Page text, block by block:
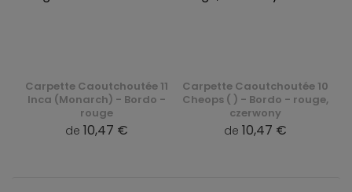
Carpette Caoutchoutée 11
Inca (Monarch) - Bordo -
rouge
de 10,47 €
Carpette Caoutchoutée 10
Cheops ( ) - Bordo - rouge,
czerwony
de 10,47 €